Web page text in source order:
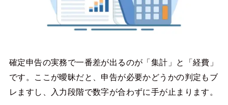
確定申告の実務で一番差が出るのが「集計」と「経費」
です。ここが曖昧だと、申告が必要かどうかの判定もブ
レますし、入力段階で数字が合わずに手が止まります。